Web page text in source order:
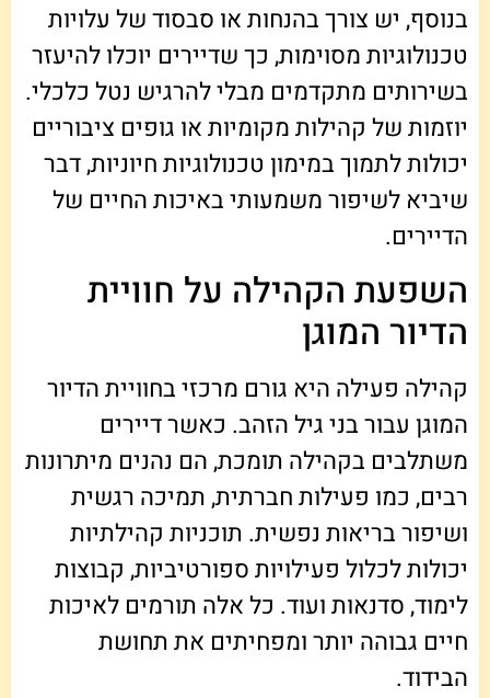
בנוסף, יש צורך בהנחות או סבסוד של עלויות
טכנולוגיות מסוימות, כך שדיירים יוכלו להיעזר
בשירותים מתקדמים מבלי להרגיש נטל כלכלי.
יוזמות של קהילות מקומיות או גופים ציבוריים
יכולות לתמוך במימון טכנולוגיות חיוניות, דבר
שיביא לשיפור משמעותי באיכות החיים של
הדיירים.
השפעת הקהילה על חוויית
הדיור המוגן
קהילה פעילה היא גורם מרכזי בחוויית הדיור
המוגן עבור בני גיל הזהב. כאשר דיירים
משתלבים בקהילה תומכת, הם נהנים מיתרונות
רבים, כמו פעילות חברתית, תמיכה רגשית
ושיפור בריאות נפשית. תוכניות קהילתיות
יכולות לכלול פעילויות ספורטיביות, קבוצות
לימוד, סדנאות ועוד. כל אלה תורמים לאיכות
חיים גבוהה יותר ומפחיתים את תחושת
הבידוד.